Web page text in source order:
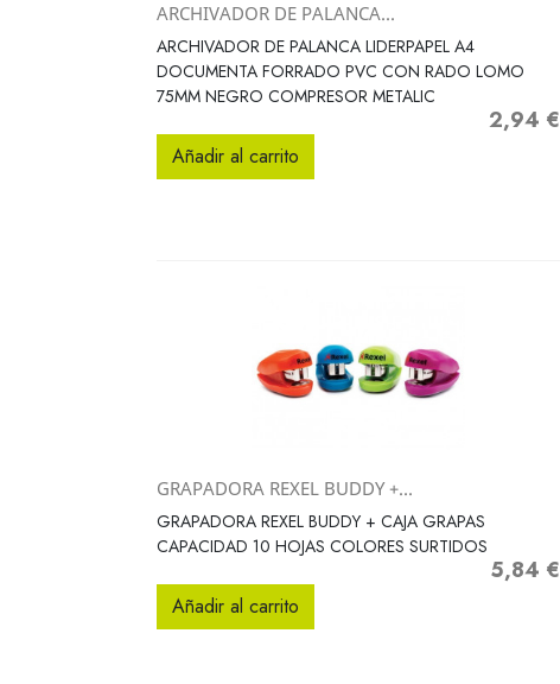
 Vista rápida
ARCHIVADOR DE PALANCA...
ARCHIVADOR DE PALANCA LIDERPAPEL A4
DOCUMENTA FORRADO PVC CON RADO LOMO
75MM NEGRO COMPRESOR METALIC
Precio
2,94 €
Añadir al carrito
 Vista rápida
GRAPADORA REXEL BUDDY +...
GRAPADORA REXEL BUDDY + CAJA GRAPAS
CAPACIDAD 10 HOJAS COLORES SURTIDOS
Precio
5,84 €
Añadir al carrito